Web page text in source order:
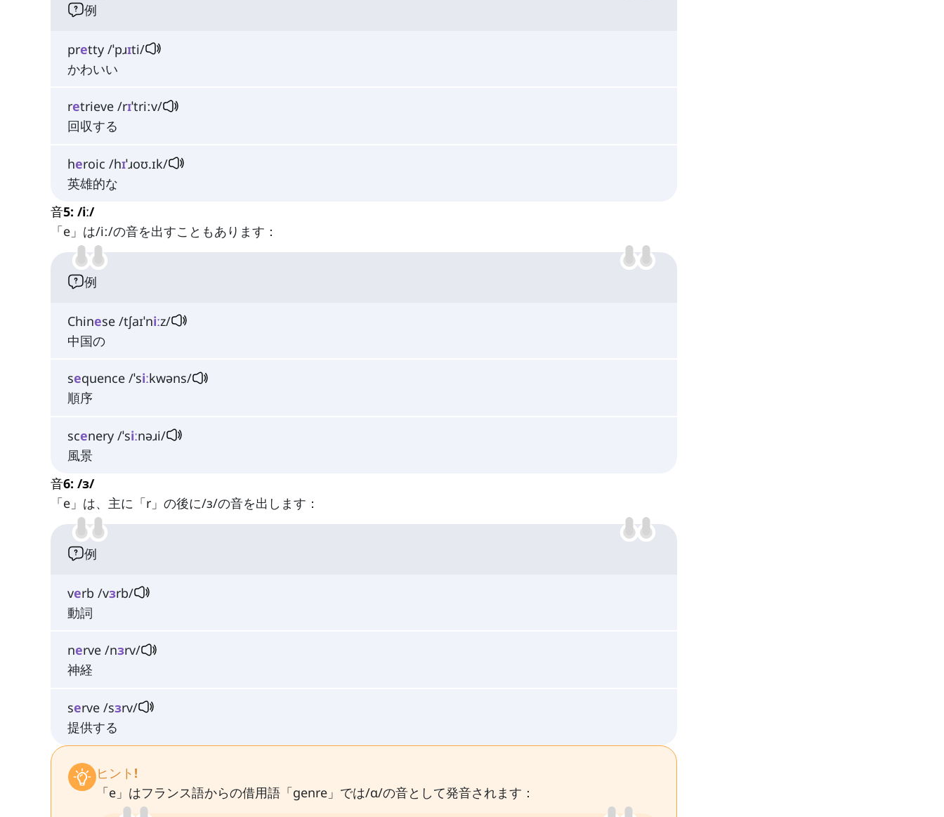
例
pretty /ˈpɹɪti/
かわいい
retrieve /rɪˈtriːv/
回収する
heroic /hɪˈɹoʊ.ɪk/
英雄的な
音5: /iː/
「e」は/iː/の音を出すこともあります：
例
Chinese /tʃaɪˈniːz/
中国の
sequence /ˈsiːkwəns/
順序
scenery /ˈsiːnəɹi/
風景
音6: /ɜ/
「e」は、主に「r」の後に/ɜ/の音を出します：
例
verb /vɜrb/
動詞
nerve /nɜrv/
神経
serve /sɜrv/
提供する
ヒント!
「e」はフランス語からの借用語「genre」では/ɑ/の音として発音されます：